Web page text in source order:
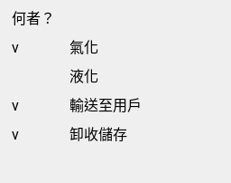
何者？
v
氣化
液化
v
輸送至用戶
v
卸收儲存